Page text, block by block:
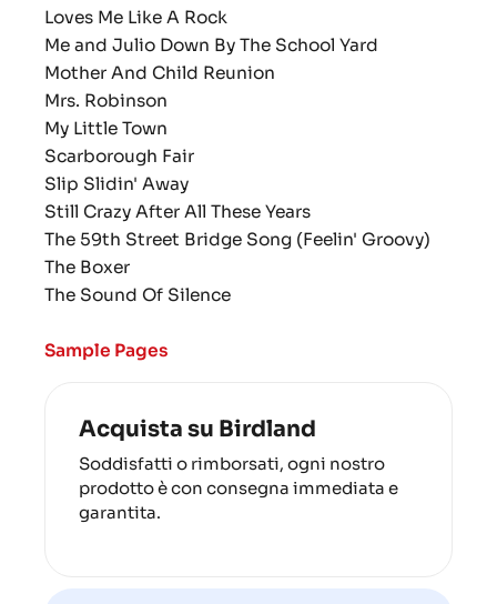
Loves Me Like A Rock
Me and Julio Down By The School Yard
Mother And Child Reunion
Mrs. Robinson
My Little Town
Scarborough Fair
Slip Slidin' Away
Still Crazy After All These Years
The 59th Street Bridge Song (Feelin' Groovy)
The Boxer
The Sound Of Silence
Sample Pages
Acquista su Birdland
Soddisfatti o rimborsati, ogni nostro
prodotto è con consegna immediata e
garantita.